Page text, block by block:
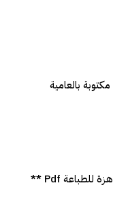
بالعامية
دفتر رسومات للتلوين جاهزة للطباعة Pdf **